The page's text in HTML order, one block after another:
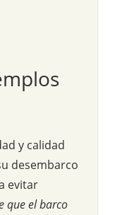
y calidad
desembarco
evitar
que el barco